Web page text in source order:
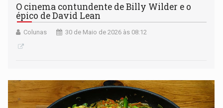
O cinema contundente de Billy Wilder e o
épico de David Lean
Colunas 30 de Maio de 2026 às 08:12